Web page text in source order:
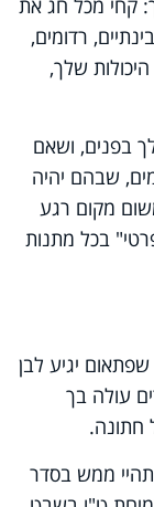
קחי מכל חג את
רדומים,
שלך,
בפנים, ושאם
שבהם יהיה
מקום רגע
בכל מתנות
שפתאום יגיע לבן
עולה בך
חתונה.
ממש בסדר